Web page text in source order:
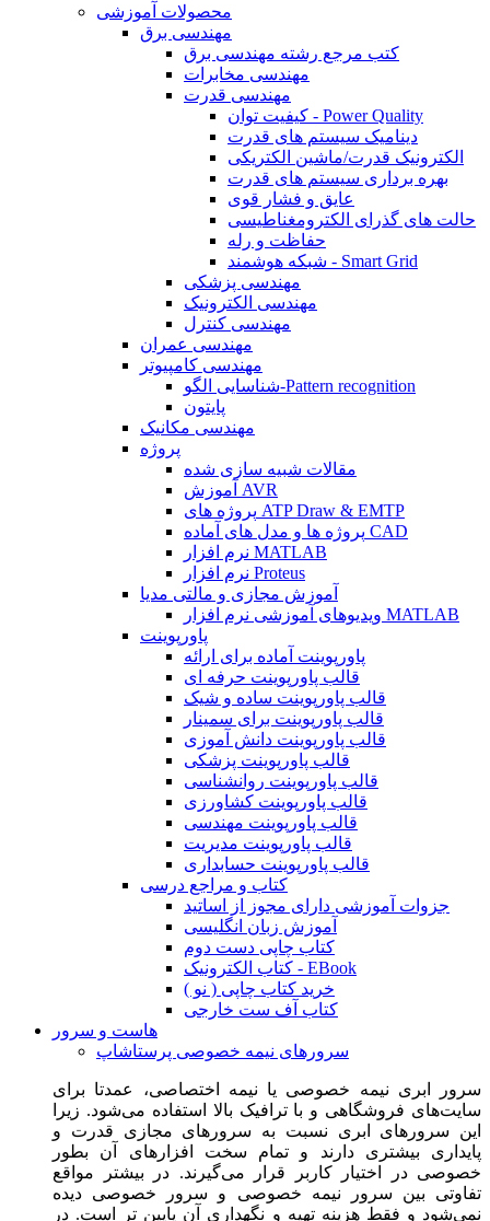
محصولات آموزشی
مهندسی برق
کتب مرجع رشته مهندسی برق
مهندسی مخابرات
مهندسی قدرت
کیفیت توان - Power Quality
دینامیک سیستم های قدرت
الکترونیک قدرت/ماشین الکتریکی
بهره برداری سیستم های قدرت
عایق و فشار قوی
حالت های گذرای الکترومغناطیسی
حفاظت و رله
شبکه هوشمند - Smart Grid
مهندسی پزشکی
مهندسی الکترونیک
مهندسی کنترل
مهندسی عمران
مهندسی کامپیوتر
شناسایی الگو-Pattern recognition
پایتون
مهندسی مکانیک
پروژه
مقالات شبیه سازی شده
آموزش AVR
پروژه های ATP Draw & EMTP
پروژه ها و مدل های آماده CAD
نرم افزار MATLAB
نرم افزار Proteus
آموزش مجازی و مالتی مدیا
ویدیوهای آموزشی نرم افزار MATLAB
پاورپوینت
پاورپوینت آماده برای ارائه
قالب پاورپوینت حرفه ای
قالب پاورپوینت ساده و شیک
قالب پاورپوینت برای سمینار
قالب پاورپوینت دانش آموزی
قالب پاورپوینت پزشکی
قالب پاورپوینت روانشناسی
قالب پاورپوینت کشاورزی
قالب پاورپوینت مهندسی
قالب پاورپوینت مدیریت
قالب پاورپوینت حسابداری
کتاب و مراجع درسی
جزوات آموزشی دارای مجوز از اساتید
آموزش زبان انگلیسی
کتاب چاپی دست دوم
کتاب الکترونیک - EBook
خرید کتاب چاپی ( نو )
کتاب آف ست خارجی
هاست و سرور
سرورهای نیمه خصوصی پرستاشاپ
سرور ابری نیمه خصوصی یا نیمه اختصاصی، عمدتا برای
سایت‌های فروشگاهی و با ترافیک بالا استفاده می‌شود. زیرا
این سرورهای ابری نسبت به سرورهای مجازی قدرت و
پایداری بیشتری دارند و تمام سخت افزارهای آن بطور
خصوصی در اختیار کاربر قرار می‌گیرند. در بیشتر مواقع
تفاوتی بین سرور نیمه خصوصی و سرور خصوصی دیده
نمی‌شود و فقط هزینه تهیه و نگهداری آن پایین تر است. در